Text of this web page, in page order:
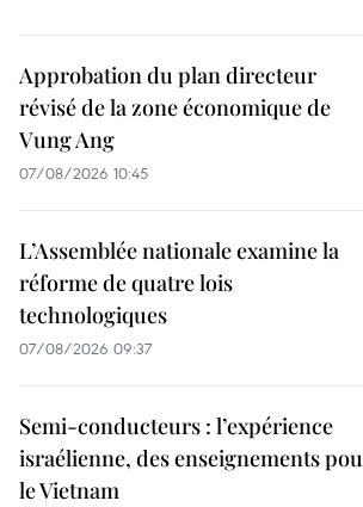
Approbation du plan directeur
révisé de la zone économique de
Vung Ang
07/08/2026 10:45
L’Assemblée nationale examine la
réforme de quatre lois
technologiques
07/08/2026 09:37
Semi-conducteurs : l’expérience
israélienne, des enseignements
le Vietnam